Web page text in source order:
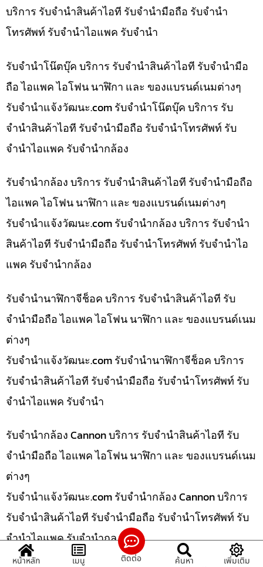
บริการ รับจำนำสินค้าไอที รับจำนำมือถือ รับจำนำ
โทรศัพท์ รับจำนำไอแพค รับจำนำ
รับจำนำโน๊ตบุ๊ค บริการ รับจำนำสินค้าไอที รับจำนำมือ
ถือ ไอแพค ไอโฟน นาฬิกา และ ของแบรนด์เนมต่างๆ
รับจํานําแจ้งวัฒนะ.com รับจำนำโน๊ตบุ๊ค บริการ รับ
จำนำสินค้าไอที รับจำนำมือถือ รับจำนำโทรศัพท์ รับ
จำนำไอแพค รับจำนำกล้อง
รับจำนำกล้อง บริการ รับจำนำสินค้าไอที รับจำนำมือถือ
ไอแพค ไอโฟน นาฬิกา และ ของแบรนด์เนมต่างๆ
รับจํานําแจ้งวัฒนะ.com รับจำนำกล้อง บริการ รับจำนำ
สินค้าไอที รับจำนำมือถือ รับจำนำโทรศัพท์ รับจำนำไอ
แพค รับจำนำกล้อง
รับจำนำนาฬิกาจีช็อค บริการ รับจำนำสินค้าไอที รับ
จำนำมือถือ ไอแพค ไอโฟน นาฬิกา และ ของแบรนด์เนม
ต่างๆ
รับจํานําแจ้งวัฒนะ.com รับจำนำนาฬิกาจีช็อค บริการ
รับจำนำสินค้าไอที รับจำนำมือถือ รับจำนำโทรศัพท์ รับ
จำนำไอแพค รับจำนำ
รับจำนำกล้อง Cannon บริการ รับจำนำสินค้าไอที รับ
จำนำมือถือ ไอแพค ไอโฟน นาฬิกา และ ของแบรนด์เนม
ต่างๆ
รับจํานําแจ้งวัฒนะ.com รับจำนำกล้อง Cannon บริการ
รับจำนำสินค้าไอที รับจำนำมือถือ รับจำนำโทรศัพท์ รับ
จำนำไอแพค รับจำนำกล
หน้าหลัก เมนู ติดต่อ ค้นหา เพิ่มเติม